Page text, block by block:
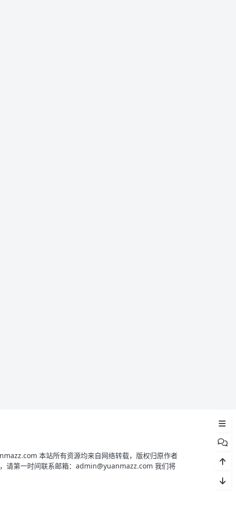
本站所有资源均来自网络转载，版权归原作者
请第一时间联系邮箱：admin@yuanmazz.com 我们将